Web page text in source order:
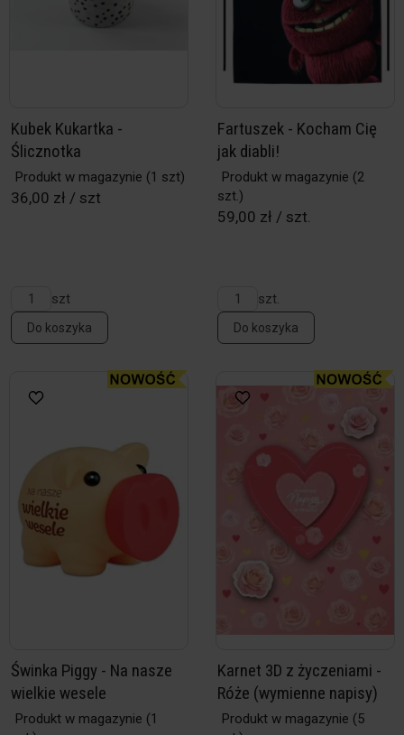
Kubek Kukartka -
Ślicznotka
Produkt w magazynie (1 szt)
36,00 zł / szt
szt
Do koszyka
Fartuszek - Kocham Cię
jak diabli!
Produkt w magazynie (2
szt.)
59,00 zł / szt.
szt.
Do koszyka
Świnka Piggy - Na nasze
wielkie wesele
Produkt w magazynie (1
Karnet 3D z życzeniami -
Róże (wymienne napisy)
Produkt w magazynie (5